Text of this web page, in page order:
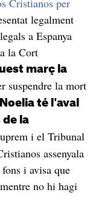
Cristianos per
legalment
a Espanya
la Cort
març la
suspendre la mort
té l'aval
la
i el Tribunal
assenyala
i avisa que
no hi hagi